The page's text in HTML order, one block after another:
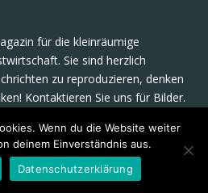
für die kleinräumige
Sie sind herzlich
zu reproduzieren, denken
Kontaktieren Sie uns für Bilder.
Wenn du die Website weiter
deinem Einverständnis aus.
Datenschutzerklärung